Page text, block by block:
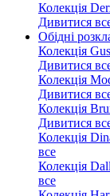
Колекція
Дивитися
Обідні
Колекція
Дивитися
Колекція
Дивитися
Колекція
Дивитися
Колекція
все
Колекція
все